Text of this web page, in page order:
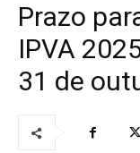
Prazo
IPVA
31 de